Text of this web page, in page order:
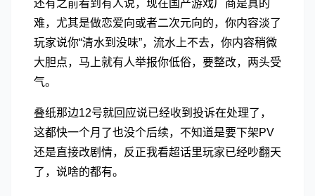
还有之前看到有人说，现在国产游戏厂商是真的
难，尤其是做恋爱向或者二次元向的，你内容淡了
玩家说你“清水到没味”，流水上不去，你内容稍微
大胆点，马上就有人举报你低俗，要整改，两头受
气。
叠纸那边12号就回应说已经收到投诉在处理了，
这都快一个月了也没个后续，不知道是要下架PV
还是直接改剧情，反正我看超话里玩家已经吵翻天
了，说啥的都有。